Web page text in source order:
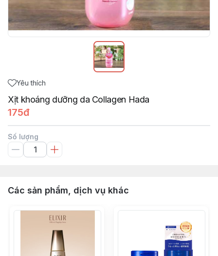
Yêu thích
Xịt khoáng dưỡng da Collagen Hada
175đ
Số lượng
Các sản phẩm, dịch vụ khác